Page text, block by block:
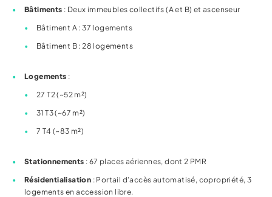
Bâtiments : Deux immeubles collectifs (A et B) et ascenseur
Bâtiment A : 37 logements
Bâtiment B : 28 logements
Logements :
27 T2 (~52 m²)
31 T3 (~67 m²)
7 T4 (~83 m²)
Stationnements : 67 places aériennes, dont 2 PMR
Résidentialisation : Portail d’accès automatisé, copropriété, 3
logements en accession libre.